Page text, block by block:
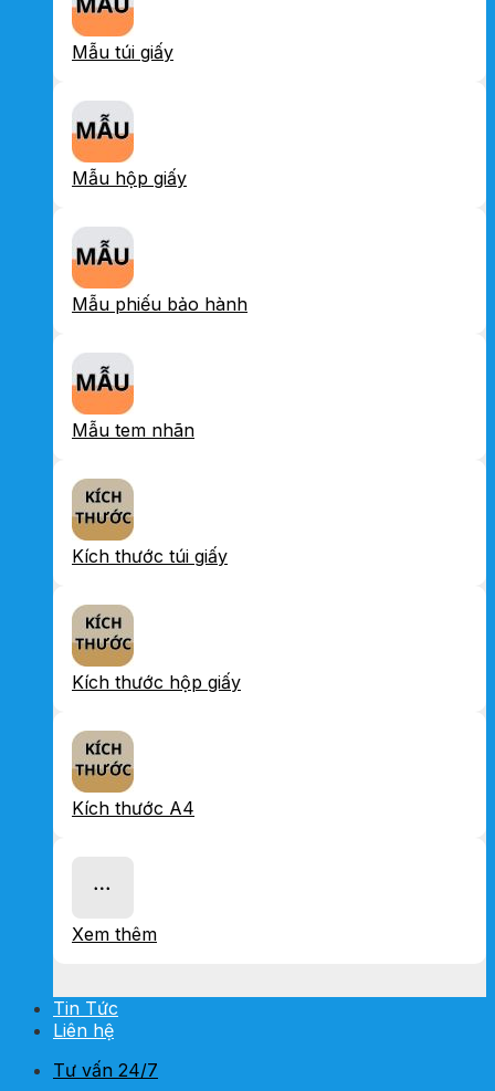
Mẫu túi giấy
Mẫu hộp giấy
Mẫu phiếu bảo hành
Mẫu tem nhãn
Kích thước túi giấy
Kích thước hộp giấy
Kích thước A4
Xem thêm
Tin Tức
Liên hệ
Tư vấn 24/7